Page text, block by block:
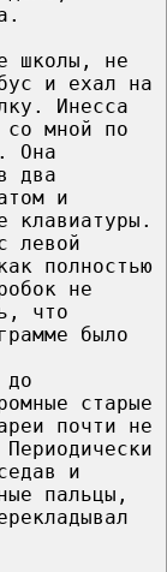
школы, не
и ехал на
Инесса
со мной по
Она
два
и
клавиатуры.
левой
полностью
не
что
было
до
старые
почти не
и
пальцы,